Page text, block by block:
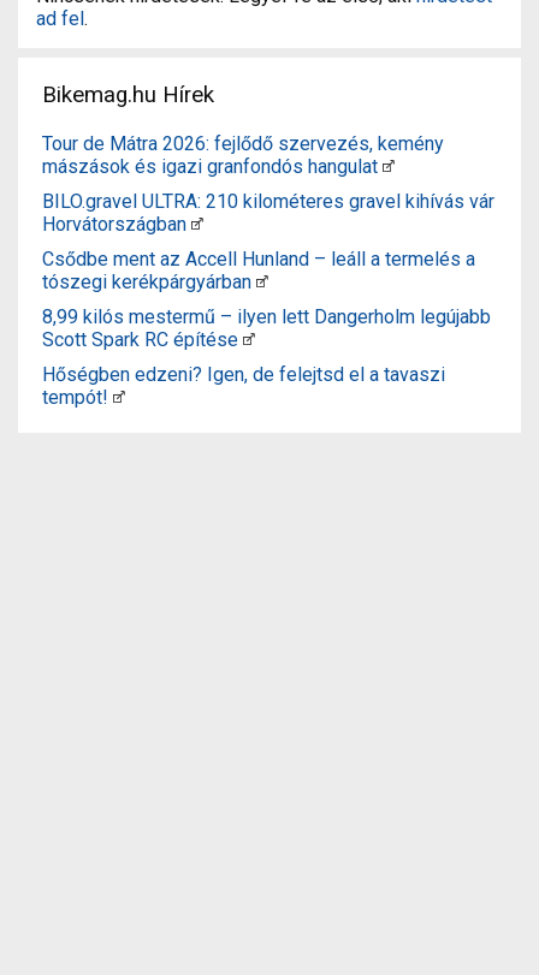
ad fel.
Bikemag.hu Hírek
Tour de Mátra 2026: fejlődő szervezés, kemény
mászások és igazi granfondós hangulat
BILO.gravel ULTRA: 210 kilométeres gravel kihívás vár
Horvátországban
Csődbe ment az Accell Hunland – leáll a termelés a
tószegi kerékpárgyárban
8,99 kilós mestermű – ilyen lett Dangerholm legújabb
Scott Spark RC építése
Hőségben edzeni? Igen, de felejtsd el a tavaszi
tempót!